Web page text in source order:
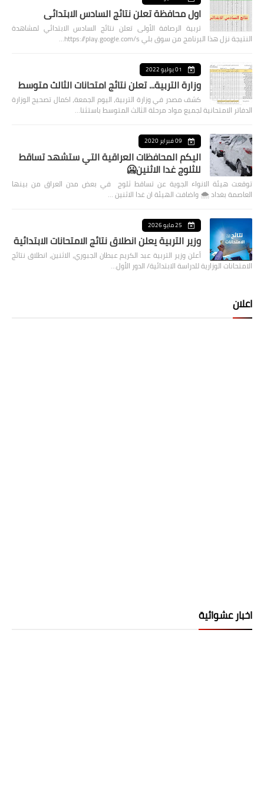
اول محافظة تعلن نتائج السادس الابتدائي
تربية الرصافة الأولى تعلن نتائج السادس الابتدائي لمشاهدة
النتيجة نزل هذا البرنامج من سوق بلي https://play.google.com/s…
01 يوليو 2022
وزارة التربية... تعلن نتائج امتحانات الثالث متوسط
كشف مصدر في وزارة التربية، اليوم الجمعة، اكمال تصحيح الوزارة
الدفاتر الامتحانية لجميع مواد مرحلة الثالث المتوسط باستثنا…
09 فبراير 2020
اليكم المحافظات العراقية التي ستشهد تساقط
للثلوج غدا الاثنين🥶
توقعت هيئة الانواء الجوية عن تساقط ثلوج في بعض مدن العراق من بينها
العاصمة بغداد ⁦🌨️⁩ واضافت الهيئة ان غدا الاثنين …
25 مايو 2026
وزير التربية يعلن انطلاق نتائج الامتحانات الابتدائية
أعلن وزير التربية عبد الكريم عبطان الجبوري، الاثنين، انطلاق نتائج
الامتحانات الوزارية للدراسة الابتدائية/ الدور الأول…
اعلان
اخبار عشوائية